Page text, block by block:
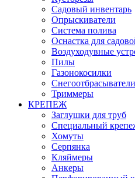
Садовый инвентарь
Опрыскиватели
Система полива
Оснастка для
Воздуходувные
Пилы
Газонокосилки
Триммеры
КРЕПЕЖ
Заглушки для труб
Специальный
Хомуты
Серпянка
Кляймеры
Анкеры